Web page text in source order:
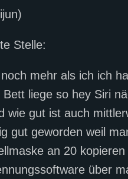
Stelle:
mehr als ich ich
Bett liege so hey Siri
wie gut ist auch
gut geworden weil
an 20
über